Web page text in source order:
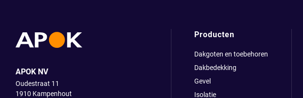
APOK NV
Oudestraat 11
1910 Kampenhout
Producten
Dakgoten en toebehoren
Dakbedekking
Gevel
Isolatie